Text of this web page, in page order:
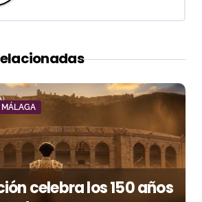
MÁLAGA
celebra los 150 años